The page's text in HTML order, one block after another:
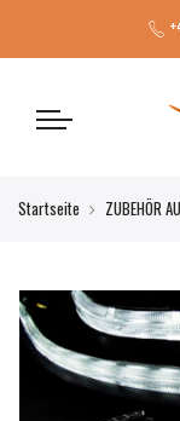
Startseite ZUBEHÖR